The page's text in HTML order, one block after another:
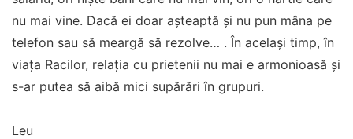
nu mai vine. Dacă ei doar așteaptă și nu pun mâna pe
telefon sau să meargă să rezolve… . În același timp, în
viața Racilor, relația cu prietenii nu mai e armonioasă și
s-ar putea să aibă mici supărări în grupuri.
Leu